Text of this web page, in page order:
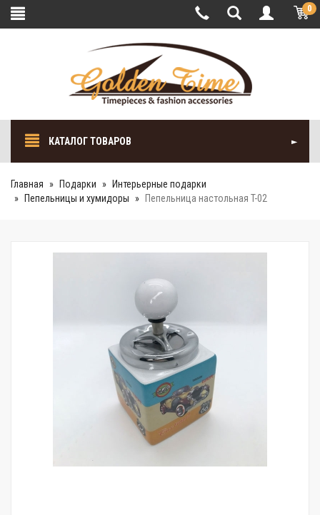
0
КАТАЛОГ ТОВАРОВ
Главная Подарки
Интерьерные подарки
Пепельницы и хумидоры
Пепельница настольная T-02